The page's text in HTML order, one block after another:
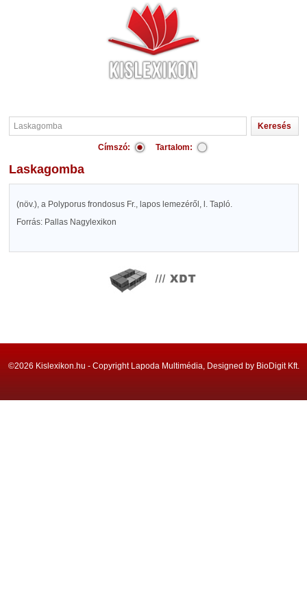
Címszó: Tartalom:
Laskagomba
(növ.), a Polyporus frondosus Fr., lapos lemezéről, l. Tapló.
Forrás: Pallas Nagylexikon
©2026 Kislexikon.hu - Copyright Lapoda Multimédia, Designed by BioDigit Kft.